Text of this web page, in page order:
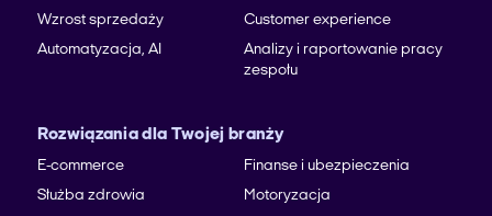
Wzrost sprzedaży
Customer experience
Automatyzacja, AI
Analizy i raportowanie pracy
zespołu
Rozwiązania dla Twojej branży
E-commerce
Finanse i ubezpieczenia
Służba zdrowia
Motoryzacja